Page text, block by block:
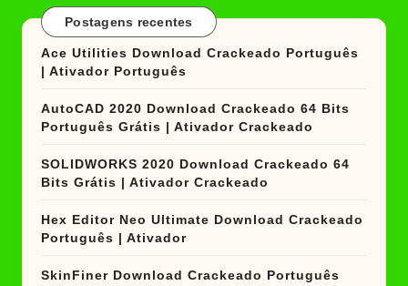
Postagens recentes
Ace Utilities Download Crackeado Português
| Ativador Português
AutoCAD 2020 Download Crackeado 64 Bits
Português Grátis | Ativador Crackeado
SOLIDWORKS 2020 Download Crackeado 64
Bits Grátis | Ativador Crackeado
Hex Editor Neo Ultimate Download Crackeado
Português | Ativador
SkinFiner Download Crackeado Português